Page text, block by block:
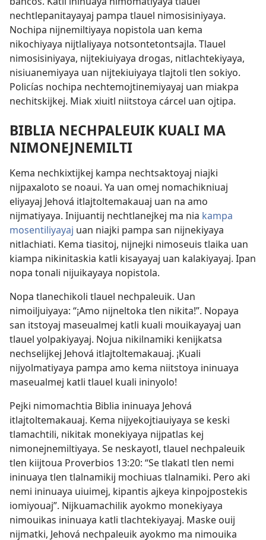
nechtlepanitayayaj pampa tlauel nimosisiniyaya.
Nochipa nijnemiltiyaya nopistola uan kema
nikochiyaya nijtlaliyaya notsontetontsajla. Tlauel
nimosisiniyaya, nijtekiuiyaya drogas, nitlachtekiyaya,
nisiuanemiyaya uan nijtekiuiyaya tlajtoli tlen sokiyo.
Policías nochipa nechtemojtinemiyayaj uan miakpa
nechitskijkej. Miak xiuitl niitstoya cárcel uan ojtipa.
BIBLIA NECHPALEUIK KUALI MA
NIMONEJNEMILTI
Kema nechkixtijkej kampa nechtsaktoyaj niajki
nijpaxaloto se noaui. Ya uan omej nomachikniuaj
eliyayaj Jehová itlajtoltemakauaj uan na amo
nijmatiyaya. Inijuantij nechtlanejkej ma nia kampa
mosentiliyayaj uan niajki pampa san nijnekiyaya
nitlachiati. Kema tiasitoj, nijnejki nimoseuis tlaika uan
kiampa nikinitaskia katli kisayayaj uan kalakiyayaj. Ipan
nopa tonali nijuikayaya nopistola.
Nopa tlanechikoli tlauel nechpaleuik. Uan
nimoiljuiyaya: “¡Amo nijneltoka tlen nikita!”. Nopaya
san itstoyaj maseualmej katli kuali mouikayayaj uan
tlauel yolpakiyayaj. Nojua nikilnamiki kenijkatsa
nechselijkej Jehová itlajtoltemakauaj. ¡Kuali
nijyolmatiyaya pampa amo kema niitstoya ininuaya
maseualmej katli tlauel kuali ininyolo!
Pejki nimomachtia Biblia ininuaya Jehová
itlajtoltemakauaj. Kema nijyekojtiauiyaya se keski
tlamachtili, nikitak monekiyaya nijpatlas kej
nimonejnemiltiyaya. Se neskayotl, tlauel nechpaleuik
tlen kiijtoua Proverbios 13:20: “Se tlakatl tlen nemi
ininuaya tlen tlalnamikij mochiuas tlalnamiki. Pero aki
nemi ininuaya uiuimej, kipantis ajkeya kinpojpostekis
iomiyouaj”. Nijkuamachilik ayokmo monekiyaya
nimouikas ininuaya katli tlachtekiyayaj. Maske ouij
nijmatki, Jehová nechpaleuik ayokmo ma nimouika